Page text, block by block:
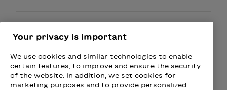
M'abonner à l'infolettre
Your privacy is important
We use cookies and similar technologies to enable
certain features, to improve and ensure the security
of the website. In addition, we set cookies for
marketing purposes and to provide personalized